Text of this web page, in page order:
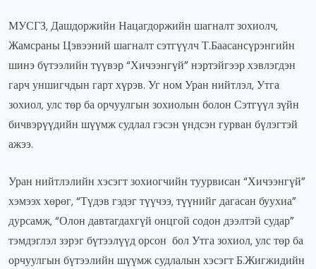
МУСГЗ, Дашдоржийн Нацагдоржийн шагналт зохиолч,
Жамсраны Цэвээний шагналт сэтгүүлч Т.Баасансүрэнгийн
шинэ бүтээлийн түүвэр “Хичээнгүй” нэртэйгээр хэвлэгдэн
гарч уншигчдын гарт хүрэв. Уг ном Уран нийтлэл, Утга
зохиол, улс төр ба орчуулгын зохиолын болон Сэтгүүл зүйн
бичвэрүүдийн шүүмж судлал гэсэн үндсэн гурван бүлэгтэй
ажээ.
Уран нийтлэлийн хэсэгт зохиогчийн туурвисан “Хичээнгүй”
хэмээх хөрөг, “Түдэв гэдэг түүчээ, түүнийг дагасан буухиа”
дурсамж, “Олон давтагдахгүй онцгой содон дээлтэй судар”
тэмдэглэл зэрэг бүтээлүүд орсон бол Утга зохиол, улс төр ба
орчуулгын бүтээлийн шүүмж судлалын хэсэгт Б.Жигжидийн